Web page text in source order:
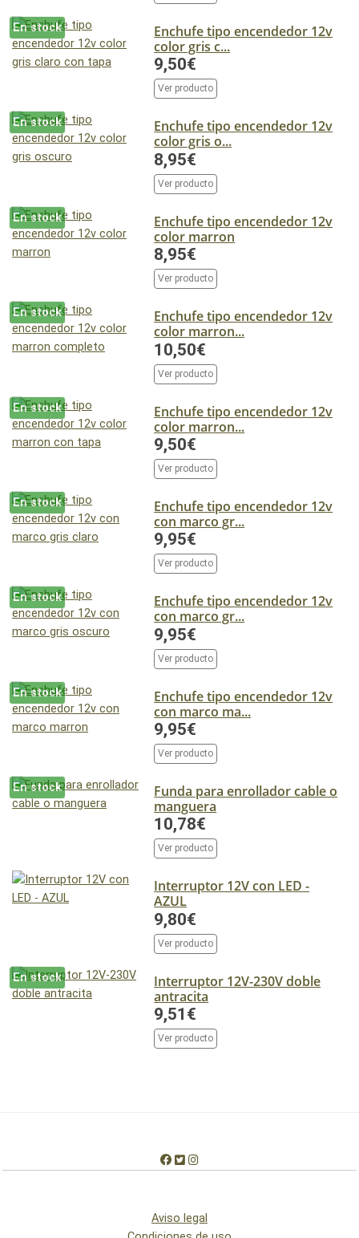
En stock
Enchufe tipo encendedor 12v
color gris c...
9,50€
Ver producto
En stock
Enchufe tipo encendedor 12v
color gris o...
8,95€
Ver producto
En stock
Enchufe tipo encendedor 12v
color marron
8,95€
Ver producto
En stock
Enchufe tipo encendedor 12v
color marron...
10,50€
Ver producto
En stock
Enchufe tipo encendedor 12v
color marron...
9,50€
Ver producto
En stock
Enchufe tipo encendedor 12v
con marco gr...
9,95€
Ver producto
En stock
Enchufe tipo encendedor 12v
con marco gr...
9,95€
Ver producto
En stock
Enchufe tipo encendedor 12v
con marco ma...
9,95€
Ver producto
En stock
Funda para enrollador cable o
manguera
10,78€
Ver producto
Interruptor 12V con LED -
AZUL
9,80€
Ver producto
En stock
Interruptor 12V-230V doble
antracita
9,51€
Ver producto
Aviso legal